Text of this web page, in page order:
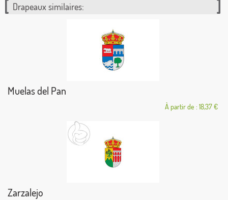
Drapeaux similaires:
Muelas del Pan
À partir de : 18,37 €
Zarzalejo